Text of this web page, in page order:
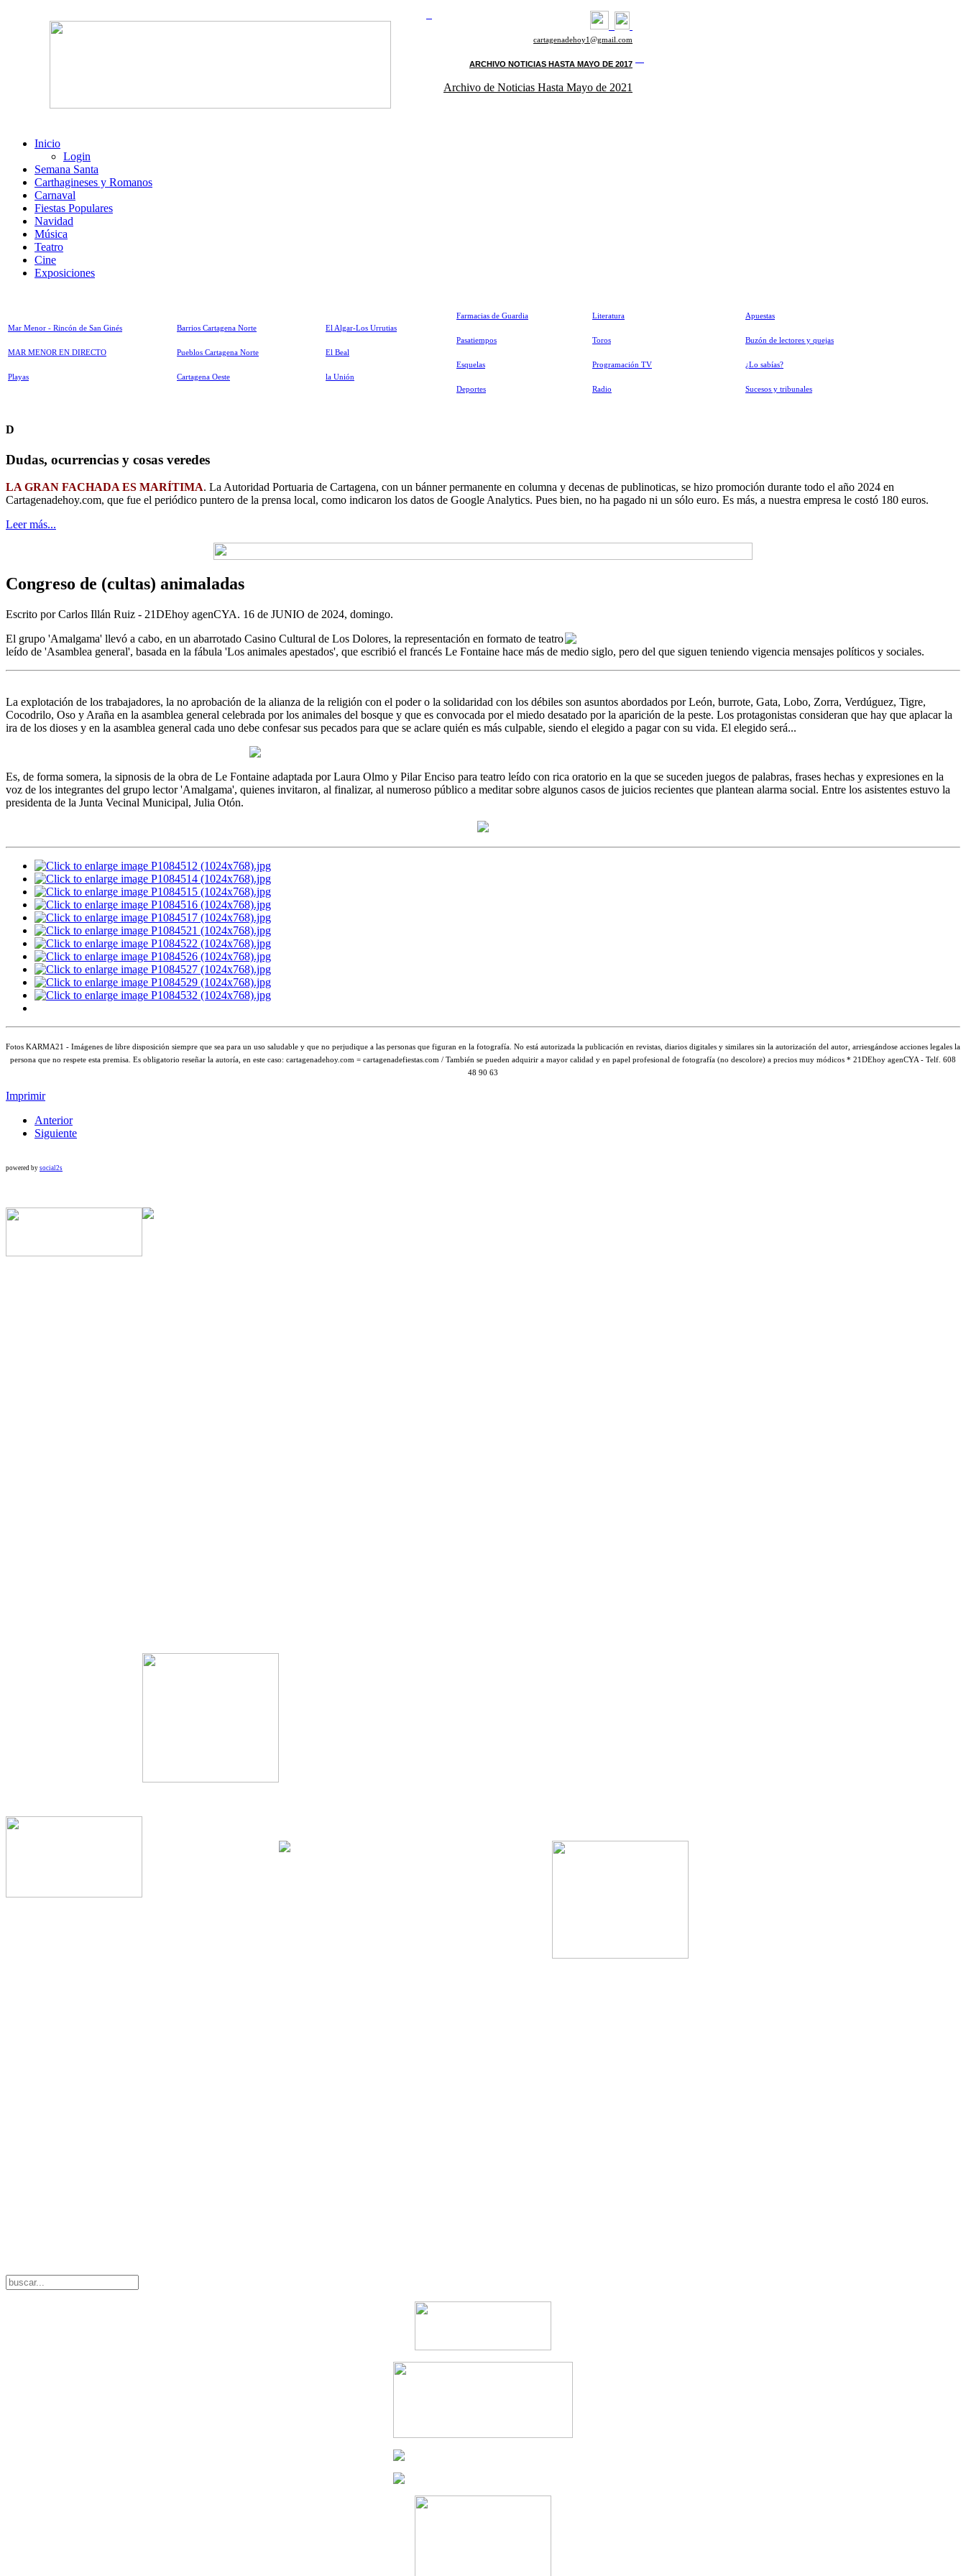
cartagenadehoy1@gmail.com
ARCHIVO NOTICIAS HASTA MAYO DE 2017
Archivo de Noticias Hasta Mayo de 2021
Inicio
Login
Semana Santa
Carthagineses y Romanos
Carnaval
Fiestas Populares
Navidad
Música
Teatro
Cine
Exposiciones
Mar Menor - Rincón de San Ginés
MAR MENOR EN DIRECTO
Playas
Barrios Cartagena Norte
Pueblos Cartagena Norte
Cartagena Oeste
El Algar-Los Urrutias
El Beal
la Unión
Farmacias de Guardia
Pasatiempos
Esquelas
Deportes
Literatura
Toros
Programación TV
Radio
Apuestas
Buzón de lectores y quejas
¿Lo sabías?
Sucesos y tribunales
D
Dudas, ocurrencias y cosas veredes
LA GRAN FACHADA ES MARÍTIMA. La Autoridad Portuaria de Cartagena, con un bánner permanente en columna y decenas de publinoticas, se hizo promoción durante todo el año 2024 en
Cartagenadehoy.com, que fue el periódico puntero de la prensa local, como indicaron los datos de Google Analytics. Pues bien, no ha pagado ni un sólo euro. Es más, a nuestra empresa le costó 180 euros.
Leer más...
Congreso de (cultas) animaladas
Escrito por Carlos Illán Ruiz - 21DEhoy agenCYA. 16 de JUNIO de 2024, domingo.
El grupo 'Amalgama' llevó a cabo, en un abarrotado Casino Cultural de Los Dolores, la representación en formato de teatro
leído de 'Asamblea general', basada en la fábula 'Los animales apestados', que escribió el francés Le Fontaine hace más de medio siglo, pero del que siguen teniendo vigencia mensajes políticos y sociales.
La explotación de los trabajadores, la no aprobación de la alianza de la religión con el poder o la solidaridad con los débiles son asuntos abordados por León, burrote, Gata, Lobo, Zorra, Verdúguez, Tigre,
Cocodrilo, Oso y Araña en la asamblea general celebrada por los animales del bosque y que es convocada por el miedo desatado por la aparición de la peste. Los protagonistas consideran que hay que aplacar la
ira de los dioses y en la asamblea general cada uno debe confesar sus pecados para que se aclare quién es más culpable, siendo el elegido a pagar con su vida. El elegido será...
Es, de forma somera, la sipnosis de la obra de Le Fontaine adaptada por Laura Olmo y Pilar Enciso para teatro leído con rica oratorio en la que se suceden juegos de palabras, frases hechas y expresiones en la
voz de los integrantes del grupo lector 'Amalgama', quienes invitaron, al finalizar, al numeroso público a meditar sobre algunos casos de juicios recientes que plantean alarma social. Entre los asistentes estuvo la
presidenta de la Junta Vecinal Municipal, Julia Otón.
Fotos KARMA21 - Imágenes de libre disposición siempre que sea para un uso saludable y que no perjudique a las personas que figuran en la fotografía. No está autorizada la publicación en revistas, diarios digitales y similares sin la autorización del autor, arriesgándose acciones legales la
persona que no respete esta premisa. Es obligatorio reseñar la autoría, en este caso: cartagenadehoy.com = cartagenadefiestas.com / También se pueden adquirir a mayor calidad y en papel profesional de fotografía (no descolore) a precios muy módicos * 21DEhoy agenCYA - Telf. 608
48 90 63
Imprimir
Anterior
Siguiente
powered by social2s